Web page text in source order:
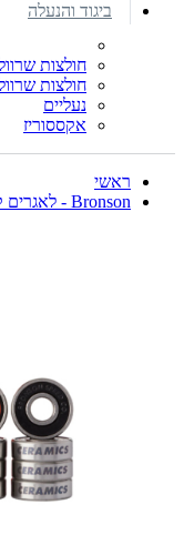
ביגוד והנעלה
חולצות
חולצות
נעליים
אקססוריז
ראשי
Bronson - לאגרים קרמיים לסקייטבורד אבק 7